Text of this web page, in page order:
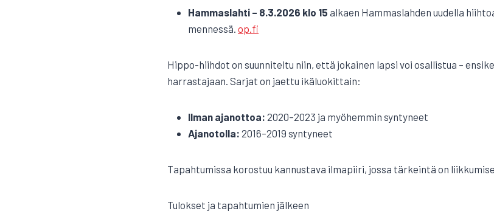
Hammaslahti – 8.3.2026 klo 15 alkaen Hammaslahden uudella
mennessä. op.fi
Hippo-hiihdot on suunniteltu niin, että jokainen lapsi voi osallistua –
harrastajaan. Sarjat on jaettu ikäluokittain:
Ilman ajanottoa: 2020–2023 ja myöhemmin syntyneet
Ajanotolla: 2016–2019 syntyneet
Tapahtumissa korostuu kannustava ilmapiiri, jossa tärkeintä on
Tulokset ja tapahtumien jälkeen